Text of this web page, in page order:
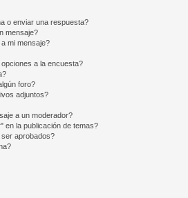
o enviar una respuesta?
mensaje?
mi mensaje?
a la encuesta?
foro?
adjuntos?
a un moderador?
en la publicación de temas?
aprobados?